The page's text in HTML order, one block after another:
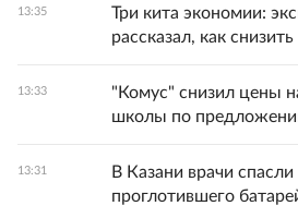
13:35
Три кита экономии:
рассказал, как
13:33
"Комус" снизил цены
школы по
13:31
В Казани врачи
проглотившего